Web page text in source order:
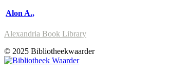
Alon A.,
Alexandria Book Library
© 2025 Bibliotheekwaarder